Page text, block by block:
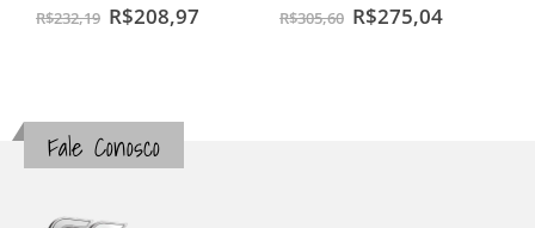
out of 5
R$232,19 R$208,97 out of 5
R$305,60 R$275,04
Fale Conosco